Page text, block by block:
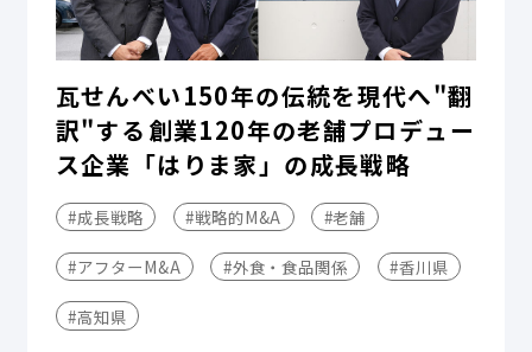
瓦せんべい150年の伝統を現代へ"翻
訳"する――創業120年の老舗プロデュー
ス企業「はりま家」の成長戦略
#成長戦略 #戦略的M&A #老舗
#アフターM&A #外食・食品関係 #香川県
#高知県